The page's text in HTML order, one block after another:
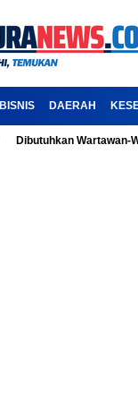
BISNIS DAERAH
Dibutuhkan Wartawan-